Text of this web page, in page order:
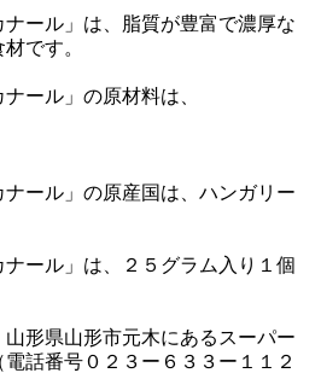
ル」は、脂質が豊富で濃厚な
です。
ル」の原材料は、
ル」の原産国は、ハンガリー
ル」は、２５グラム入り１個
形県山形市元木にあるスーパー
話番号０２３ー６３３ー１１２